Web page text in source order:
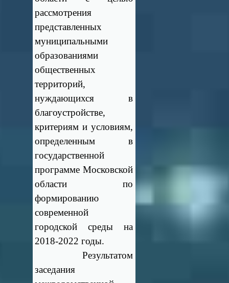
рассмотрения
представленных
муниципальными
образованиями
общественных
территорий,
нуждающихся в
благоустройстве,
критериям и условиям,
определенным в
государственной
программе Московской
области по
формированию
современной
городской среды на
2018-2022 годы.
Результатом
заседания